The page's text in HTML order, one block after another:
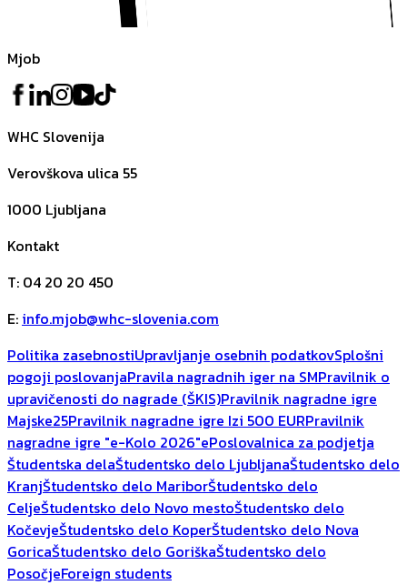
Mjob
WHC Slovenija
Verovškova ulica 55
1000 Ljubljana
Kontakt
T: 04 20 20 450
E: info.mjob@whc-slovenia.com
Politika zasebnostiUpravljanje osebnih podatkovSplošni
pogoji poslovanjaPravila nagradnih iger na SMPravilnik o
upravičenosti do nagrade (ŠKIS)Pravilnik nagradne igre
Majske25Pravilnik nagradne igre Izi 500 EURPravilnik
nagradne igre "e-Kolo 2026"ePoslovalnica za podjetja
Študentska delaŠtudentsko delo LjubljanaŠtudentsko delo
KranjŠtudentsko delo MariborŠtudentsko delo
CeljeŠtudentsko delo Novo mestoŠtudentsko delo
KočevjeŠtudentsko delo KoperŠtudentsko delo Nova
GoricaŠtudentsko delo GoriškaŠtudentsko delo
PosočjeForeign students